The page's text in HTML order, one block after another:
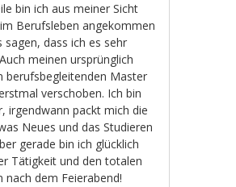
bin ich aus meiner Sicht
Berufsleben angekommen
sagen, dass ich es sehr
meinen ursprünglich
berufsbegleitenden Master
verschoben. Ich bin
irgendwann packt mich die
Neues und das Studieren
gerade bin ich glücklich
Tätigkeit und den totalen
nach dem Feierabend!